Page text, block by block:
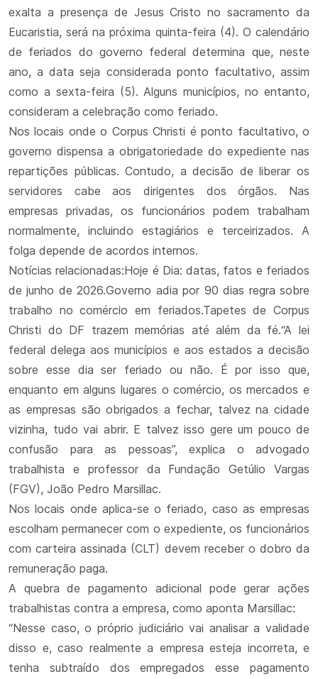
exalta a presença de Jesus Cristo no sacramento da
Eucaristia, será na próxima quinta-feira (4). O calendário
de feriados do governo federal determina que, neste
ano, a data seja considerada ponto facultativo, assim
como a sexta-feira (5). Alguns municípios, no entanto,
consideram a celebração como feriado.
Nos locais onde o Corpus Christi é ponto facultativo, o
governo dispensa a obrigatoriedade do expediente nas
repartições públicas. Contudo, a decisão de liberar os
servidores cabe aos dirigentes dos órgãos. Nas
empresas privadas, os funcionários podem trabalham
normalmente, incluindo estagiários e terceirizados. A
folga depende de acordos internos.
Notícias relacionadas:Hoje é Dia: datas, fatos e feriados
de junho de 2026.Governo adia por 90 dias regra sobre
trabalho no comércio em feriados.Tapetes de Corpus
Christi do DF trazem memórias até além da fé.“A lei
federal delega aos municípios e aos estados a decisão
sobre esse dia ser feriado ou não. É por isso que,
enquanto em alguns lugares o comércio, os mercados e
as empresas são obrigados a fechar, talvez na cidade
vizinha, tudo vai abrir. E talvez isso gere um pouco de
confusão para as pessoas”, explica o advogado
trabalhista e professor da Fundação Getúlio Vargas
(FGV), João Pedro Marsillac.
Nos locais onde aplica-se o feriado, caso as empresas
escolham permanecer com o expediente, os funcionários
com carteira assinada (CLT) devem receber o dobro da
remuneração paga.
A quebra de pagamento adicional pode gerar ações
trabalhistas contra a empresa, como aponta Marsillac:
“Nesse caso, o próprio judiciário vai analisar a validade
disso e, caso realmente a empresa esteja incorreta, e
tenha subtraído dos empregados esse pagamento